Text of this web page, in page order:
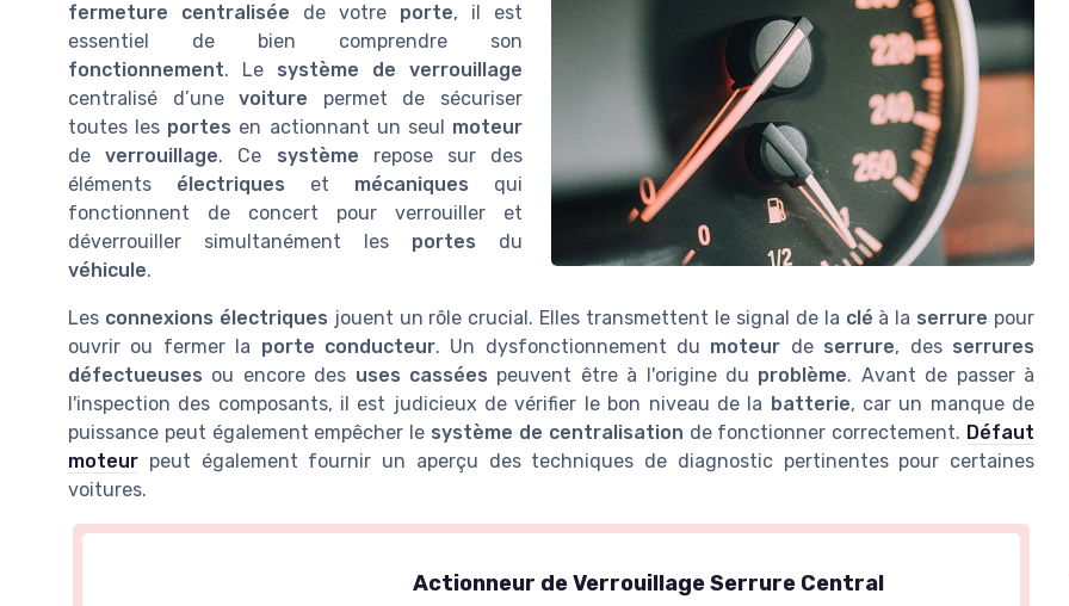
fermeture centralisée de votre porte, il est
essentiel de bien comprendre son
fonctionnement. Le système de verrouillage
centralisé d’unevoiture permet de sécuriser
toutes les portes en actionnant un seul moteur
deverrouillage. Ce système repose sur des
éléments électriques et mécaniques qui
fonctionnent de concert pour verrouiller et
déverrouiller simultanément les portes du
véhicule.
Les connexions électriques jouent un rôle crucial. Elles transmettent le signal de la clé à la serrure pour
ouvrir ou fermer la porte conducteur. Un dysfonctionnement du moteur de serrure, des serrures
défectueuses ou encore des uses cassées peuvent être à l'origine du problème. Avant de passer à
l'inspection des composants, il est judicieux de vérifier le bon niveau de la batterie, car un manque de
puissance peut également empêcher le système de centralisation de fonctionner correctement. Défaut
moteur peut également fournir un aperçu des techniques de diagnostic pertinentes pour certaines
voitures.
Actionneur de Verrouillage Serrure Central